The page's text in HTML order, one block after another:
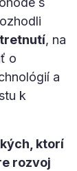
, na
o
a
k
ktorí
rozvoj